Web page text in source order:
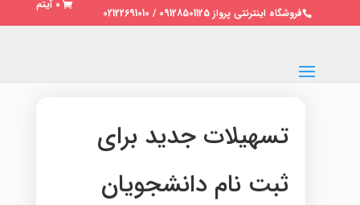
فروشگاه اینترنتی پرواز 09128501125 / 02122691010
0 آیتم
تسهیلات جدید برای
ثبت نام دانشجویان